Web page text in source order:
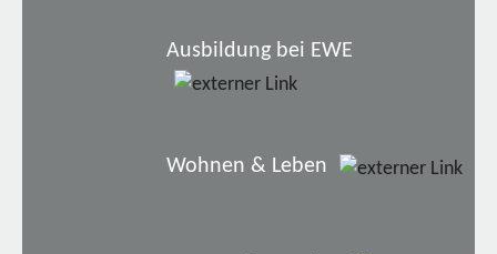
Ausbildung bei EWE
Wohnen & Leben